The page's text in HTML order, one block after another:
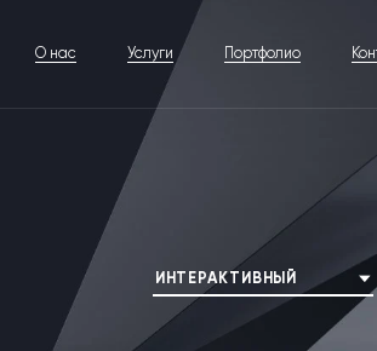
О нас Услуги Портфолио
ИНТЕРАКТИВНЫЙ